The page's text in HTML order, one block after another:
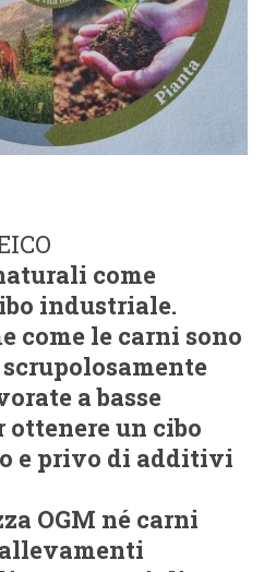
come
industriale.
come le carni sono
a basse
ottenere un cibo
e privo di additivi
OGM né carni